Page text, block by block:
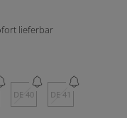
lieferbar
DE 40 DE 41